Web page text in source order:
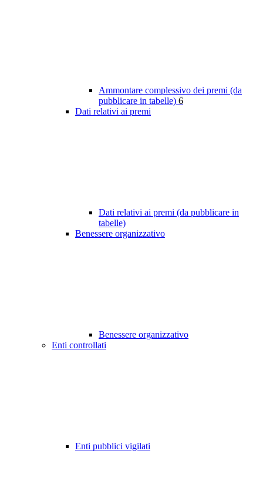
Ammontare complessivo dei premi (da
pubblicare in tabelle) 6
Dati relativi ai premi
Dati relativi ai premi (da pubblicare in
tabelle)
Benessere organizzativo
Benessere organizzativo
Enti controllati
Enti pubblici vigilati